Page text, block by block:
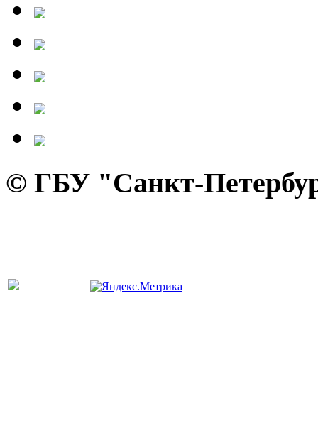
© ГБУ "Санкт-